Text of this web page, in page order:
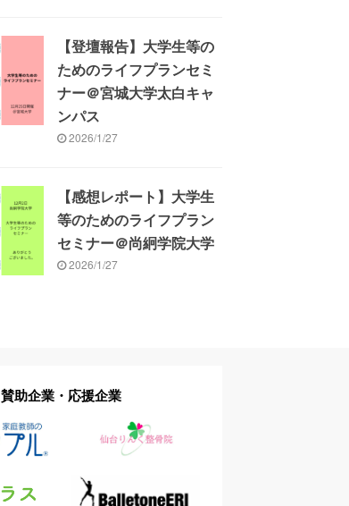
【登壇報告】大学生等の
ためのライフプランセミ
ナー＠宮城大学太白キャ
ンパス
2026/1/27
【感想レポート】大学生
等のためのライフプラン
セミナー＠尚絅学院大学
2026/1/27
賛助企業・応援企業